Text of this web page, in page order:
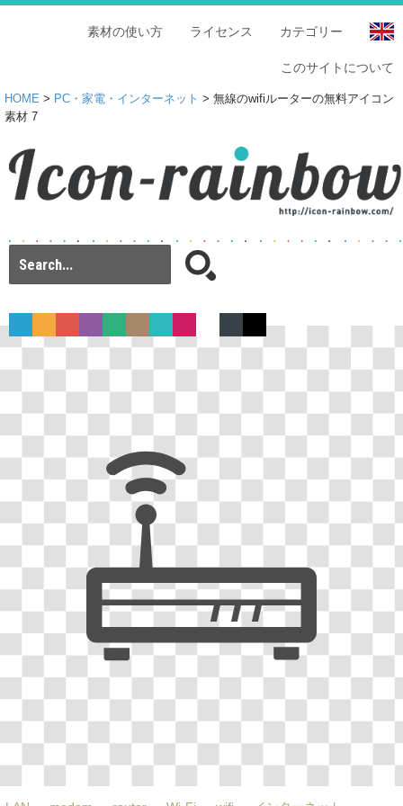
カテゴリー
ライセンス
素材の使い方
このサイトについて
HOME > PC・家電・インターネット > 無線のwifiルーターの無料アイコン
素材 7